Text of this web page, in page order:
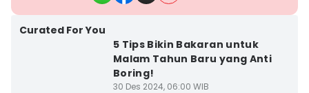
Curated For You
5 Tips Bikin Bakaran untuk
Malam Tahun Baru yang Anti
Boring!
30 Des 2024, 06:00 WIB